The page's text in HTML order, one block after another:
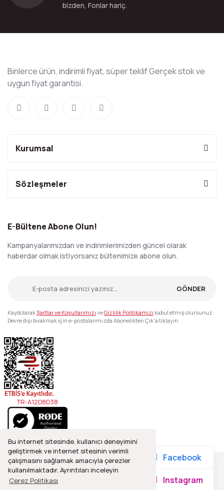
Bu internet sitesinde, kullanıcı deneyimini
geliştirmek ve internet sitesinin verimli
çalışmasını sağlamak amacıyla çerezler
kullanılmaktadır. Ayrıntıları inceleyin
Çerez Politikası
bizden, Fonlar hariç.
Binlerce ürün, indirimli fiyat, süper teklif Gerçek stok ve
uygun fiyat garantisi.
Kurumsal
Sözleşmeler
E-Bültene Abone Olun!
Kampanyalarımızdan ve indirimlerimizden güncel olarak
haberdar olmak istiyorsanız bültenimize abone olun.
GÖNDER
KaydolarakŞartlar ve Koşullarımızı veGizlilik Politikamızı kabul etmiş olursunuz.
Devre dışı bırakmak için e-postalarımızda Abonelikten Çık'a tıklayın.
TR-A12D8D38
2021© Refleks Fotoğrafçılık, Tüm Hakları Saklıdır.
Facebook
Instagram